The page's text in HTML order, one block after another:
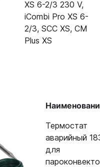
XS 6-2/3 230 V,
iCombi Pro XS 6-
2/3, SCC XS, CM
Plus XS
Термостат
аварийный
для